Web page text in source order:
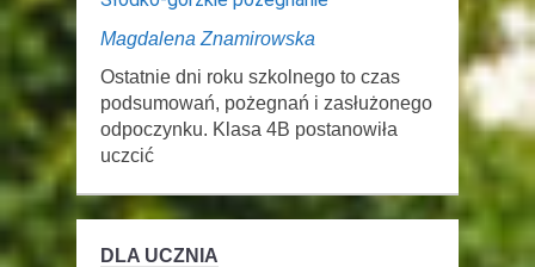
Magdalena Znamirowska
Ostatnie dni roku szkolnego to czas
podsumowań, pożegnań i zasłużonego
odpoczynku. Klasa 4B postanowiła
uczcić
DLA UCZNIA